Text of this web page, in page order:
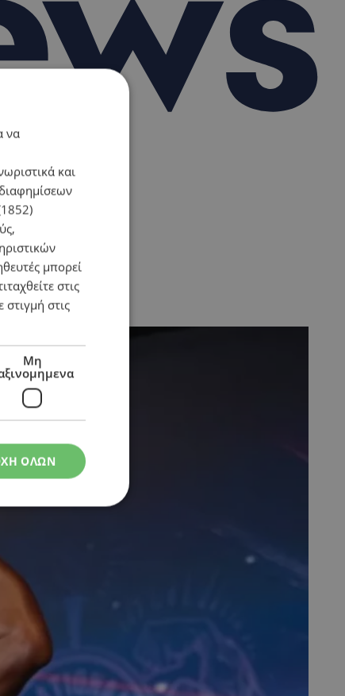
να
και
μπορεί
στις
στις
Μη
ΟΛΩΝ